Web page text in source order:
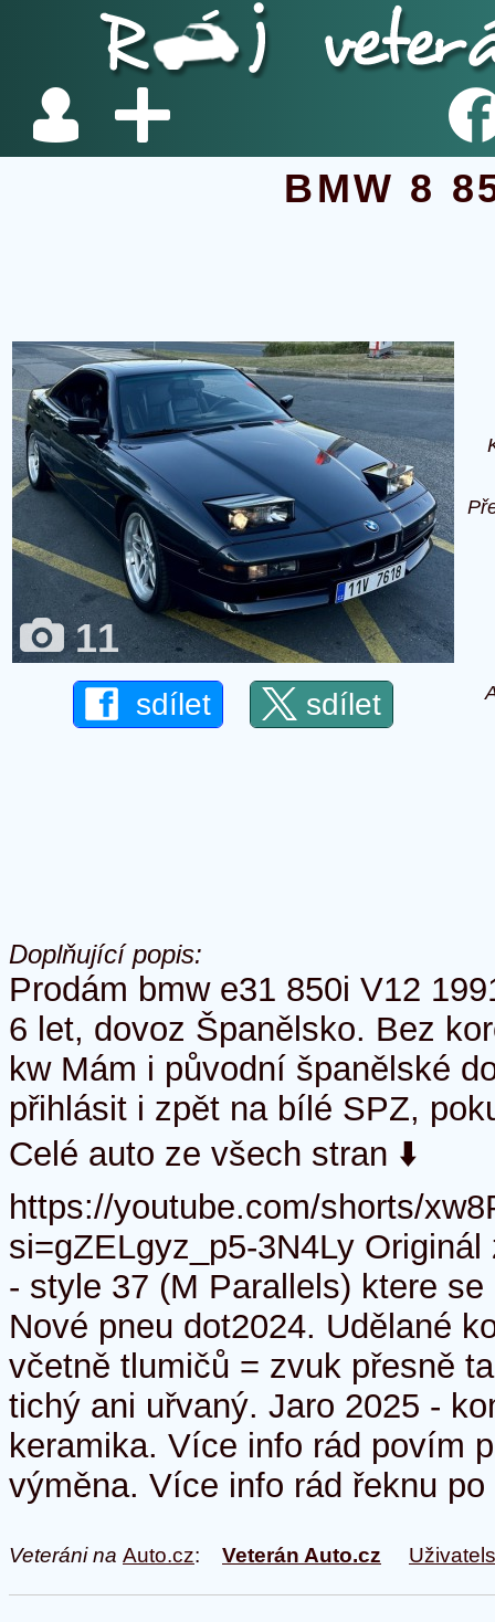
BMW 8
11
sdílet sdílet
Doplňující popis:
Prodám bmw e31 850i V12
6 let, dovoz Španělsko. Bez
kw Mám i původní španělské
přihlásit i zpět na bílé SPZ,
Celé auto ze všech stran ⬇️
https://youtube.com/shorts/
si=gZELgyz_p5-3N4Ly
- style 37 (M Parallels) ktere
Nové pneu dot2024. Udělané
včetně tlumičů = zvuk přesně
tichý ani uřvaný. Jaro 2025 -
keramika. Více info rád povím
výměna. Více info rád řeknu po
Veteráni na Auto.cz: Veterán Auto.cz